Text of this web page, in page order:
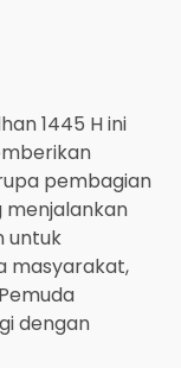
1445 H ini
pembagian
menjalankan
untuk
masyarakat,
dengan